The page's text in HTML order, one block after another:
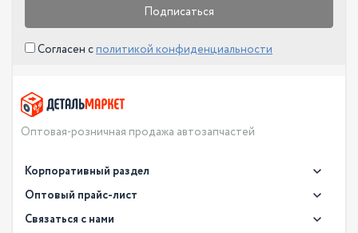
Подписаться
Согласен сполитикой конфиденциальности
Оптовая-розничная продажа автозапчастей
Корпоративный раздел
Новости
О компании
Оптовый прайс-лист
Связаться с нами